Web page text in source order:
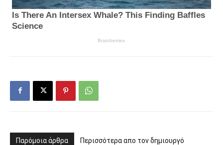
Παρόμοια άρθρα Περισσότερα απο τον δημιουργό